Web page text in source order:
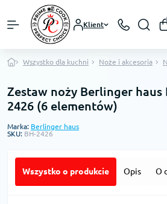
Klient
Wszystko dla kuchni Noże i akcesoria
Zestaw noży Berlinger haus
2426 (6 elementów)
Marka: Berlinger haus
SKU: BH-2426
Wszystko o produkcie Opis O